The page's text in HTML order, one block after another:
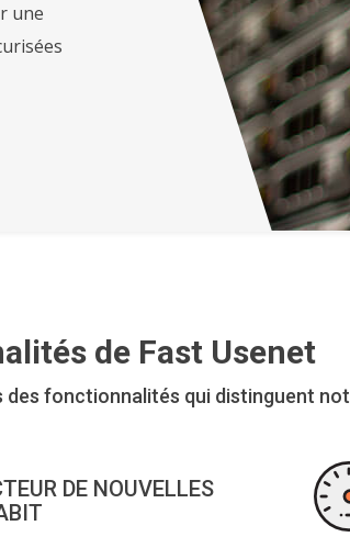
une
de Fast Usenet
fonctionnalités qui distinguent
DE NOUVELLES